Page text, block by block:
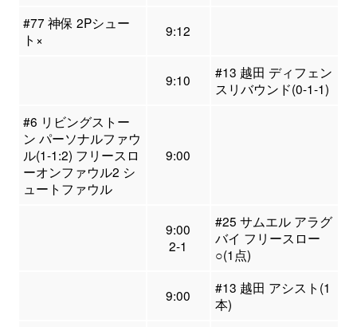
#77 神保 2Pシュー
ト×
9:12
9:10
#13 越田 ディフェン
スリバウンド(0-1-1)
#6 リビングストー
ン パーソナルファウ
ル(1-1:2) フリースロ
ーオンファウル2 シ
ュートファウル
9:00
9:00
2-1
#25 サムエル アラグ
バイ フリースロー
○(1点)
9:00
#13 越田 アシスト(1
本)